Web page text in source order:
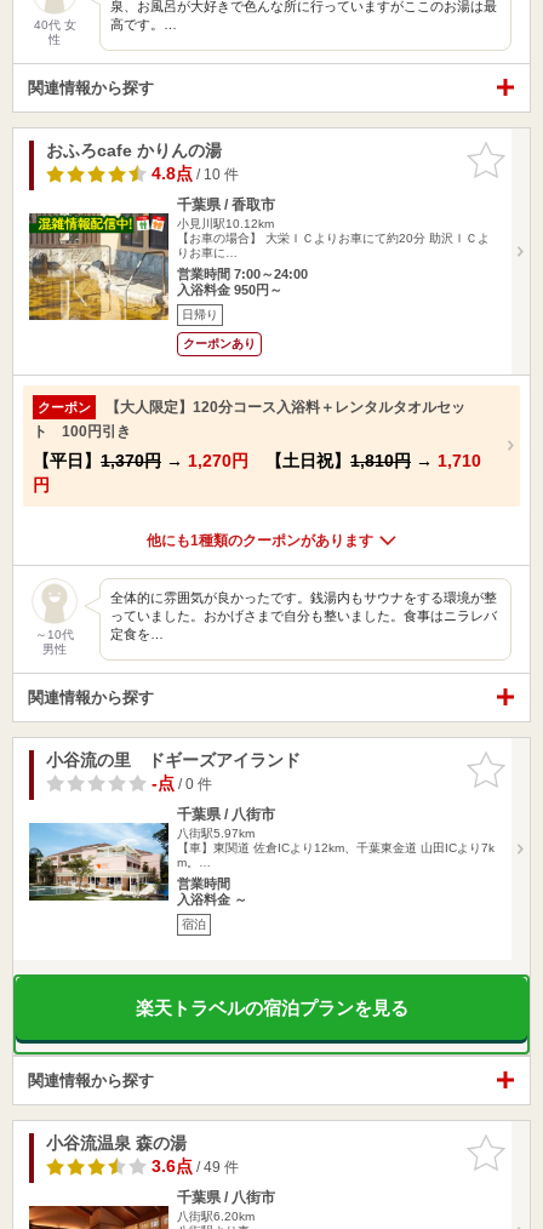
40代 女
性
泉、お風呂が大好きで色んな所に行っていますがここのお湯は最
高です。…
関連情報から探す
お気に入
りに追加
おふろcafe かりんの湯
4.8点/ 10 件
千葉県 / 香取市
小見川駅10.12km
【お車の場合】 大栄ＩＣよりお車にて約20分 助沢ＩＣよ
りお車に…
営業時間 7:00～24:00
入浴料金 950円～
日帰り
クーポンあり
クーポン
【大人限定】120分コース入浴料＋レンタルタオルセッ
ト 100円引き
【平日】 1,370円 → 1,270円 【土日祝】 1,810円 → 1,710
円
他にも1種類のクーポンがあります
～10代
男性
全体的に雰囲気が良かったです。銭湯内もサウナをする環境が整
っていました。おかげさまで自分も整いました。食事はニラレバ
定食を…
関連情報から探す
お気に入
りに追加
小谷流の里 ドギーズアイランド
-点/ 0 件
千葉県 / 八街市
八街駅5.97km
【車】東関道 佐倉ICより12km、千葉東金道 山田ICより7k
m。…
営業時間
入浴料金 ～
宿泊
楽天トラベルの宿泊プランを見る
関連情報から探す
お気に入
りに追加
小谷流温泉 森の湯
3.6点/ 49 件
千葉県 / 八街市
八街駅6.20km